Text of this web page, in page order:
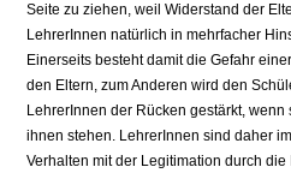
Seite zu ziehen, weil Widerstand der
LehrerInnen natürlich in mehrfacher
Einerseits besteht damit die Gefahr
den Eltern, zum Anderen wird den
LehrerInnen der Rücken gestärkt,
ihnen stehen. LehrerInnen sind daher
Verhalten mit der Legitimation durch